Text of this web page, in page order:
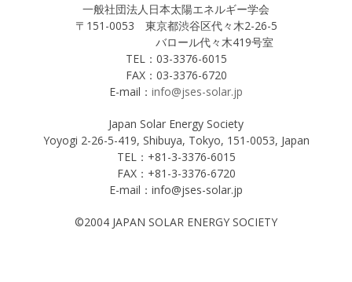
一般社団法人日本太陽エネルギー学会
〒151-0053 東京都渋谷区代々木2-26-5
バロール代々木419号室
TEL：03-3376-6015
FAX：03-3376-6720
E-mail： info@jses-solar.jp
Japan Solar Energy Society
Yoyogi 2-26-5-419, Shibuya, Tokyo, 151-0053, Japan
TEL：+81-3-3376-6015
FAX：+81-3-3376-6720
E-mail：info@jses-solar.jp
©2004 JAPAN SOLAR ENERGY SOCIETY